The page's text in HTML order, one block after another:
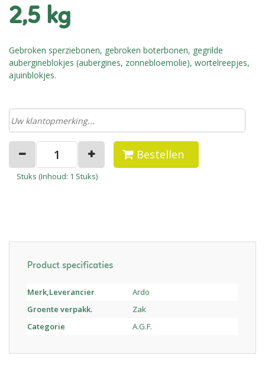
2,5 kg
Gebroken sperziebonen, gebroken boterbonen, gegrilde
aubergineblokjes (aubergines, zonnebloemolie), wortelreepjes,
ajuinblokjes.
Bestellen
Stuks (Inhoud: 1 Stuks)
Product specificaties
Merk,Leverancier
Ardo
Groente verpakk.
Zak
Categorie
A.G.F.